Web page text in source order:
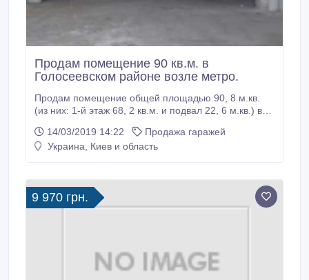
Продам помещение 90 кв.м. в
Голосеевском районе возле метро.
Продам помещение общей площадью 90, 8 м.кв.
(из них: 1-й этаж 68, 2 кв.м. и подвал 22, 6 м.кв.) в
стен – кирпич, перекрытия – бетон. Косметический
ремонт. Электричество есть (2 и 3 фазы). Новый
14/03/2019 14:22
Продажа гаражей
Украина, Киев и область
9 970 грн.